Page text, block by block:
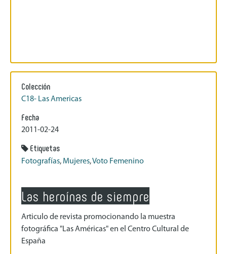
Colección
C18- Las Americas
Fecha
2011-02-24
Etiquetas
Fotografías, Mujeres,Voto Femenino
Las heroínas de siempre
Articulo de revista promocionando la muestra
fotográfica "Las Américas" en el Centro Cultural de
España